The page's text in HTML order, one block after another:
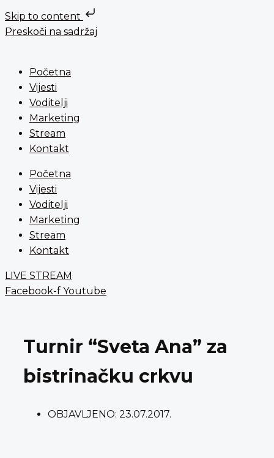
Skip to content
Preskoči na sadržaj
Početna
Vijesti
Voditelji
Marketing
Stream
Kontakt
Početna
Vijesti
Voditelji
Marketing
Stream
Kontakt
LIVE STREAM
Facebook-f Youtube
Turnir “Sveta Ana” za
bistrinačku crkvu
OBJAVLJENO: 23.07.2017.